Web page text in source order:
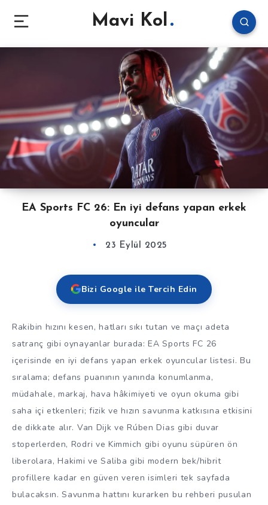
Mavi Kol
EA Sports FC 26: En iyi defans yapan erkek
oyuncular
23 Eylül 2025
Bizi Google ile Tercih Edin
Rakibin hızını kesen, hatları sıkı tutan ve maçı adeta
satranç gibi oynayanlar burada: EA Sports FC 26
içerisinde en iyi defans yapan erkek oyuncular listesi. Bu
sıralama; defans puanının yanında konumlanma,
müdahale, markaj, hava hâkimiyeti ve oyun okuma gibi
saha içi etkenleri; fizik ve hızın savunma katkısına etkisini
de dikkate alır. Van Dijk ve Rúben Dias gibi duvar
stoperlerden, Rodri ve Kimmich gibi oyunu süpüren ön
liberolara, Hakimi ve Saliba gibi modern bek/hibrit
profillere kadar en güven veren isimleri tek sayfada
bulacaksın. Savunma hattını kurarken bu rehberi pusulan